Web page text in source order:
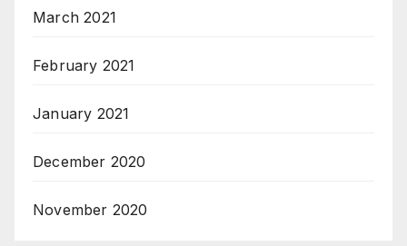
March 2021
February 2021
January 2021
December 2020
November 2020